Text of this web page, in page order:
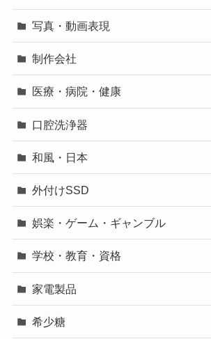
写真・動画表現
制作会社
医療・病院・健康
口腔洗浄器
和風・日本
外付けSSD
娯楽・ゲーム・ギャンブル
学校・教育・資格
家電製品
希少糖